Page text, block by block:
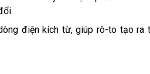
điện kích từ, giúp rô-to tạo ra